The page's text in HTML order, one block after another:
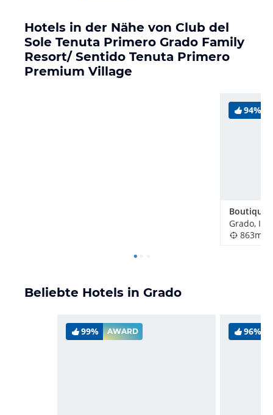
Hotels in der Nähe von Club del
Sole Tenuta Primero Grado Family
Resort/ Sentido Tenuta Primero
Premium Village
94%
Grado,
863m
Beliebte Hotels in Grado
99% AWARD 96%